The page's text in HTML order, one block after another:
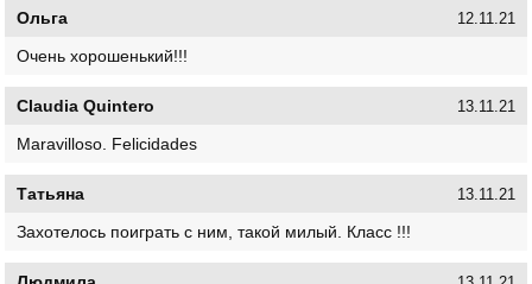
Ольга 12.11.21
Очень хорошенький!!!
Claudia Quintero 13.11.21
Maravilloso. Felicidades
Татьяна 13.11.21
Захотелось поиграть с ним, такой милый. Класс !!!